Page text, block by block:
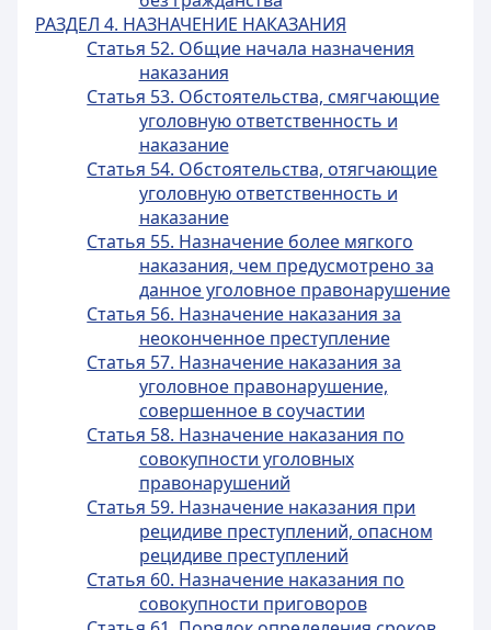
РАЗДЕЛ 4. НАЗНАЧЕНИЕ НАКАЗАНИЯ
Статья 52. Общие начала назначения
наказания
Статья 53. Обстоятельства, смягчающие
уголовную ответственность и
наказание
Статья 54. Обстоятельства, отягчающие
уголовную ответственность и
наказание
Статья 55. Назначение более мягкого
наказания, чем предусмотрено за
данное уголовное правонарушение
Статья 56. Назначение наказания за
неоконченное преступление
Статья 57. Назначение наказания за
уголовное правонарушение,
совершенное в соучастии
Статья 58. Назначение наказания по
совокупности уголовных
правонарушений
Статья 59. Назначение наказания при
рецидиве преступлений, опасном
рецидиве преступлений
Статья 60. Назначение наказания по
совокупности приговоров